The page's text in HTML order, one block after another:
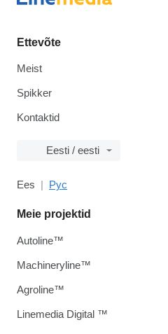
Ettevõte
Meist
Spikker
Kontaktid
Eesti / eesti
Ees Рус
Meie projektid
Autoline™
Machineryline™
Agroline™
Linemedia Digital ™